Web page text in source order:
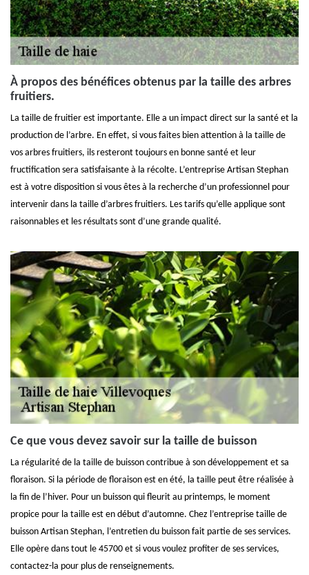
À propos des bénéfices obtenus par la taille des arbres
fruitiers.
La taille de fruitier est importante. Elle a un impact direct sur la santé et la
production de l’arbre. En effet, si vous faites bien attention à la taille de
vos arbres fruitiers, ils resteront toujours en bonne santé et leur
fructification sera satisfaisante à la récolte. L’entreprise Artisan Stephan
est à votre disposition si vous êtes à la recherche d’un professionnel pour
intervenir dans la taille d’arbres fruitiers. Les tarifs qu’elle applique sont
raisonnables et les résultats sont d’une grande qualité.
Ce que vous devez savoir sur la taille de buisson
La régularité de la taille de buisson contribue à son développement et sa
floraison. Si la période de floraison est en été, la taille peut être réalisée à
la fin de l’hiver. Pour un buisson qui fleurit au printemps, le moment
propice pour la taille est en début d’automne. Chez l’entreprise taille de
buisson Artisan Stephan, l’entretien du buisson fait partie de ses services.
Elle opère dans tout le 45700 et si vous voulez profiter de ses services,
contactez-la pour plus de renseignements.